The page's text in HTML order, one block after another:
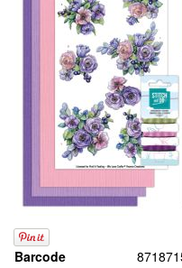
Barcode